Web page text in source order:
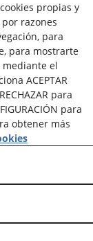
per a la
major
Catalunya i
Plus
cookies propias y
razones
para
para mostrarte
el
ACEPTAR
para
para
obtener más